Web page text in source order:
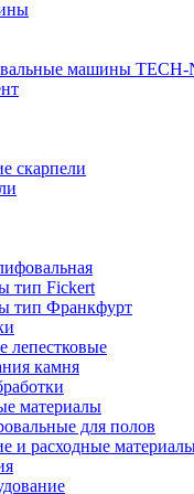
машины TECH-
скарпели
тип Fickert
тип Франкфурт
лепестковые
камня
материалы
для полов
и расходные